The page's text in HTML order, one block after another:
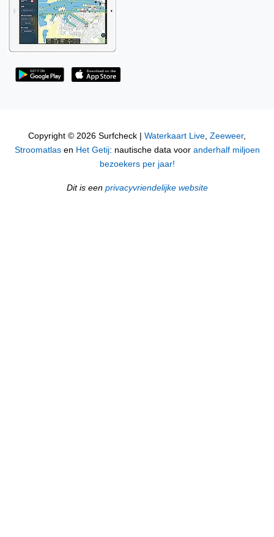
Copyright © 2026 Surfcheck | Waterkaart Live, Zeeweer,
Stroomatlasen Het Getij: nautische data voor anderhalf miljoen
bezoekers per jaar!
Dit is een privacyvriendelijke website